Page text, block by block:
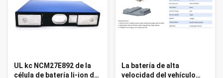
UL kc NCM27E892 de la
célula de batería li-ion del
La batería de alta
velocidad del vehículo